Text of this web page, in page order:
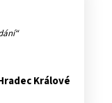
Králové